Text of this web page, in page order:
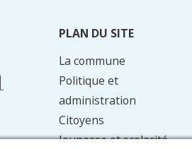
PLAN DU SITE
La commune
Politique et
administration
Citoyens
Jeunesse et scolarité